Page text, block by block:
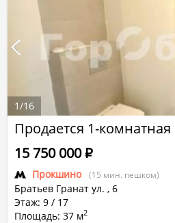
Продается 1-комнатная
Прокшино (15 мин. пешком)
Братьев Гранат ул. , 6
Этаж: 9 / 17
Площадь: 37 м2
15 750 000Р
1/16